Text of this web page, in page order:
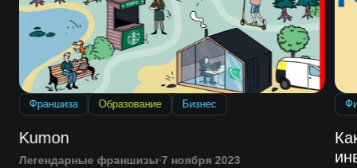
Франшиза Образование Бизнес
Kumon
Легендарные франшизы 7 ноября 2023